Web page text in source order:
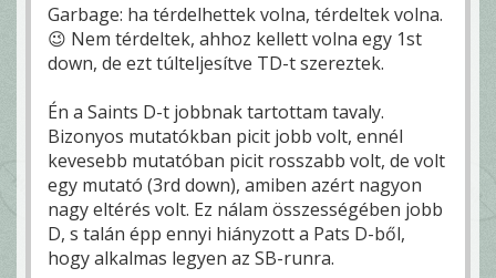
Garbage: ha térdelhettek volna, térdeltek volna.
😉 Nem térdeltek, ahhoz kellett volna egy 1st
down, de ezt túlteljesítve TD-t szereztek.
Én a Saints D-t jobbnak tartottam tavaly.
Bizonyos mutatókban picit jobb volt, ennél
kevesebb mutatóban picit rosszabb volt, de volt
egy mutató (3rd down), amiben azért nagyon
nagy eltérés volt. Ez nálam összességében jobb
D, s talán épp ennyi hiányzott a Pats D-ből,
hogy alkalmas legyen az SB-runra.